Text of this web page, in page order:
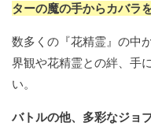
ターの魔の手からカバラ
数多くの『花精霊』の中
界観や花精霊との絆、手
い。
バトルの他、多彩なジョ